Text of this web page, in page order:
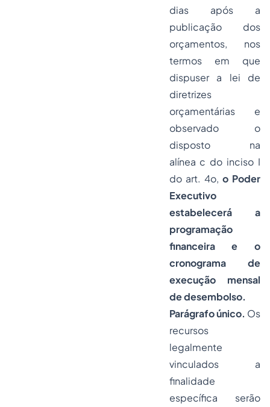
dias após a
publicação dos
orçamentos, nos
termos em que
dispuser a lei de
diretrizes
orçamentárias e
observado o
disposto na
alínea c do inciso I
do art. 4o, o Poder
Executivo
estabelecerá a
programação
financeira e o
cronograma de
execução mensal
de desembolso.
Parágrafo único. Os
recursos
legalmente
vinculados a
finalidade
específica serão